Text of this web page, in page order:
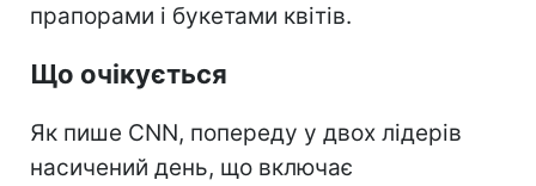
прапорами і букетами квітів.
Що очікується
Як пише CNN, попереду у двох лідерів
насичений день, що включає